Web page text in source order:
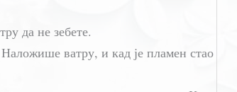
да не зебете.
ватру, и кад је пламен стао